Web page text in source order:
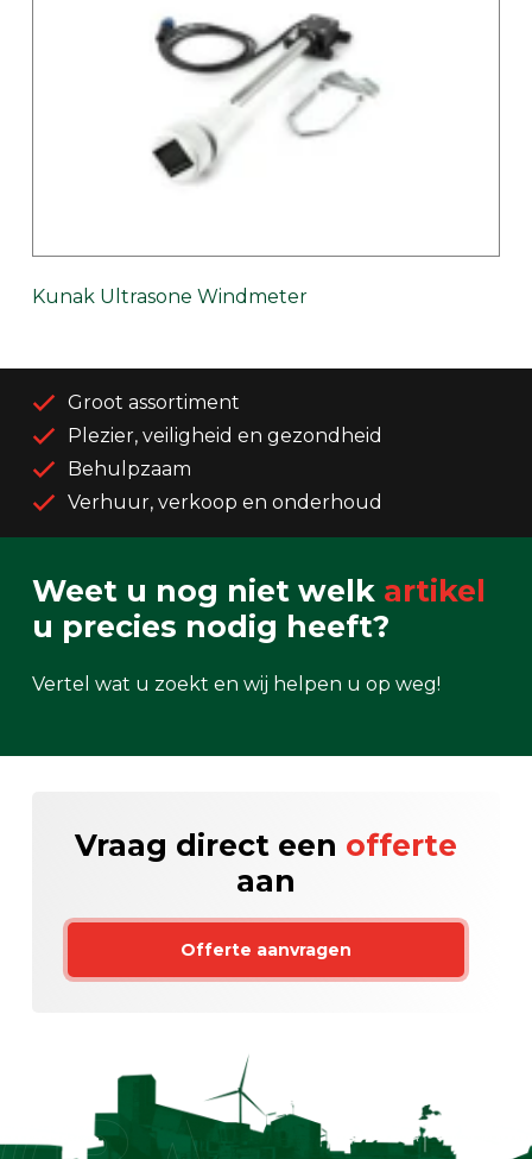
Kunak Ultrasone Windmeter
Groot assortiment
Plezier, veiligheid en gezondheid
Behulpzaam
Verhuur, verkoop en onderhoud
Weet u nog niet welk artikel
u precies nodig heeft?
Vertel wat u zoekt en wij helpen u op weg!
Vraag direct een offerte
aan
Offerte aanvragen